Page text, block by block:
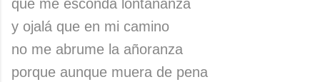
que me esconda lontananza
y ojalá que en mi camino
no me abrume la añoranza
porque aunque muera de pena